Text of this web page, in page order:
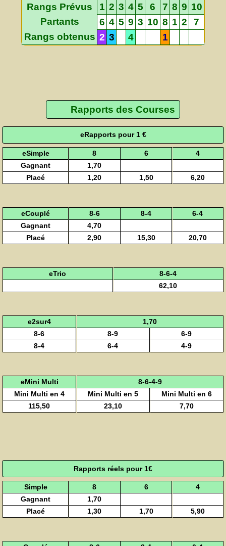
Rangs Prévus
1 2 3 4 5 6 7 8 9 10
Partants
6 4 5 9 3 10 8 1 2
7
Rangs obtenus 2 3 4 1
Rapports des Courses
eRapports pour 1 €
eSimple 8 6
4
Gagnant
1,70
Placé
1,20 1,50 6,20
eCouplé 8-6 8-4
6-4
Gagnant
4,70
Placé
2,90 15,30 20,70
eTrio
8-6-4
62,10
e2sur4
1,70
8-6
8-9
6-9
8-4
6-4 4-9
eMini Multi
8-6-4-9
Mini Multi en 4
Mini Multi en 5
Mini Multi en 6
115,50
23,10 7,70
Rapports réels pour 1€
Simple 8 6
4
Gagnant
1,70
Placé
1,30 1,70 5,90